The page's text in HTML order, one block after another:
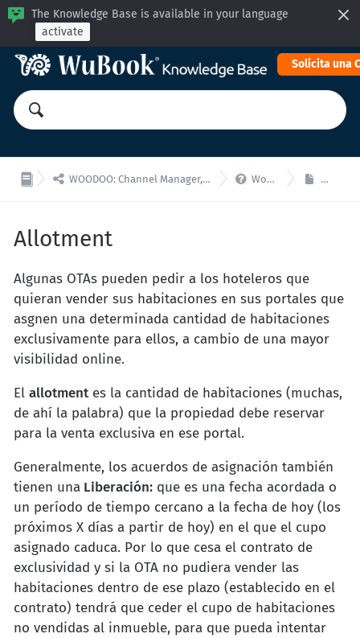
The Knowledge Base is available in your language
activate
Solicita una
 WOODOO: Channel Manager, Motor Reservas para integraciones API  WooDoo - F.A.Q.
Allotment
Algunas OTAs pueden pedir a los hoteleros que
quieran vender sus habitaciones en sus portales que
asgnen una determinada cantidad de habitaciones
exclusivamente para ellos, a cambio de una mayor
visibilidad online.
El allotmentes la cantidad de habitaciones (muchas,
de ahí la palabra) que la propiedad debe reservar
para la venta exclusiva en ese portal.
Generalmente, los acuerdos de asignación también
tienen una Liberación: que es una fecha acordada o
un período de tiempo cercano a la fecha de hoy (los
próximos X días a partir de hoy) en el que el cupo
asignado caduca. Por lo que cesa el contrato de
exclusividad y si la OTA no pudiera vender las
habitaciones dentro de ese plazo (establecido en el
contrato) tendrá que ceder el cupo de habitaciones
no vendidas al inmueble, para que pueda intentar